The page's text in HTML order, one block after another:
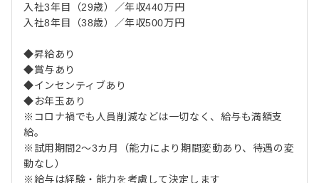
入社3年目（29歳）／年収440万円
入社8年目（38歳）／年収500万円
◆昇給あり
◆賞与あり
◆インセンティブあり
◆お年玉あり
※コロナ禍でも人員削減などは一切なく、給与も満額支
給。
※試用期間2～3カ月（能力により期間変動あり、待遇の変
動なし）
※給与は経験・能力を考慮して決定します